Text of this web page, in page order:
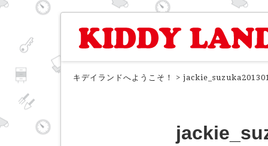
キデイランドへようこそ！ >